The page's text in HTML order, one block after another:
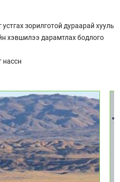
зорилготой дураарай хууль
хэвшилээ дарамтлах бодлого
нассн